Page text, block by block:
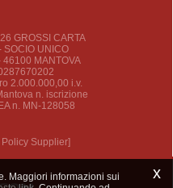
GROSSI CARTA
SOCIO UNICO
46100 MANTOVA
2.000.000,00 i.v.
n. iscrizione
n. MN-128058
x
Maggiori informazioni sui
Policy Supplier]